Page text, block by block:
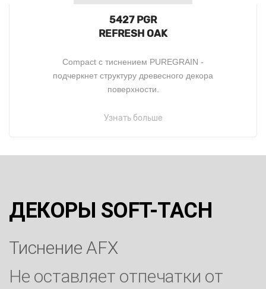
5427 PGR
REFRESH OAK
Compact c тиснением PUREGRAIN -
подчеркнет структуру древесного декора
поверхности.
Узнать больше
ДЕКОРЫ SOFT-TACH
Тиснение AFX
Не оставляет отпечатки от